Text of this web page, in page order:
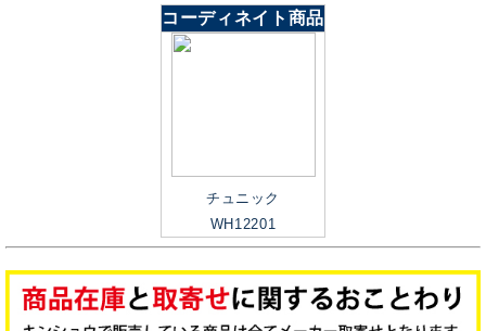
コーディネイト商品
チュニック
WH12201